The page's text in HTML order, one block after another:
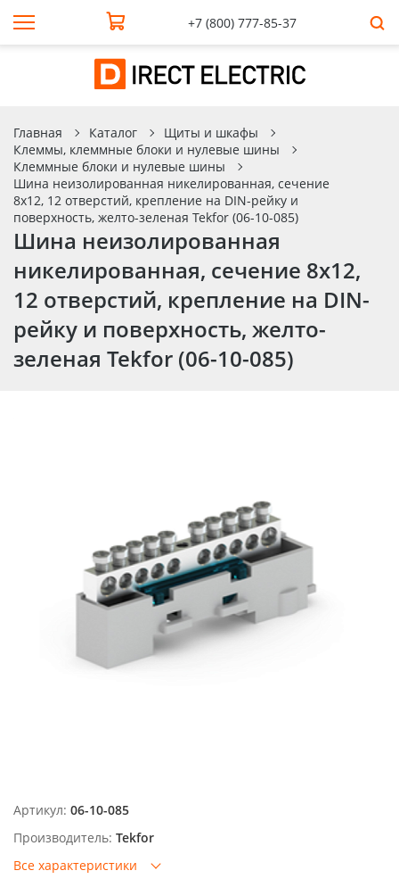
+7 (800) 777-85-37
Главная Каталог
Щиты и шкафы
Клеммы, клеммные блоки и нулевые шины
Клеммные блоки и нулевые шины
Шина неизолированная никелированная, сечение
8х12, 12 отверстий, крепление на DIN-рейку и
поверхность, желто-зеленая Tekfor (06-10-085)
Шина неизолированная
никелированная, сечение 8х12,
12 отверстий, крепление на DIN-
рейку и поверхность, желто-
зеленая Tekfor (06-10-085)
Артикул: 06-10-085
Производитель: Tekfor
Все характеристики